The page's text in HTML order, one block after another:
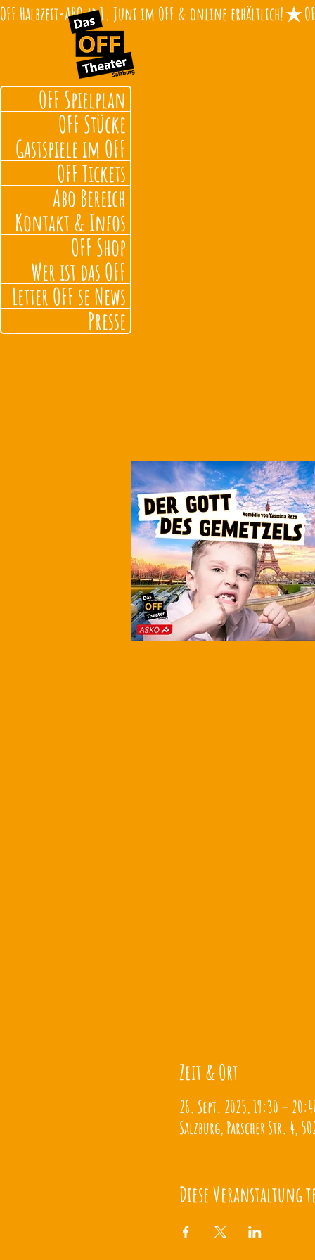
OFF Halbzeit-ABO ab 1. Juni im OFF & online erhältlich!
Zeit & Ort
26. Sept. 2025, 19:30 –
Salzburg, Parscher Str. 4,
Diese Veranstaltung
OFF Spielplan
OFF Stücke
Gastspiele im OFF
OFF Tickets
Abo Bereich
Kontakt & Infos
OFF Shop
Wer ist das OFF
Letter OFF se News
Presse